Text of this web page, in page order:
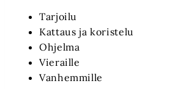
Tarjoilu
Kattaus ja koristelu
Ohjelma
Vieraille
Vanhemmille